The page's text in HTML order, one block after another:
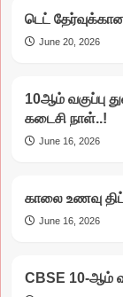
டெட்
June 20, 2026
10ஆம் வகுப்பு
கடைசி நாள்..!
June 16, 2026
காலை உணவு
June 16, 2026
CBSE 10-ஆம்